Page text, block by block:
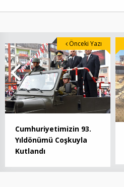
Cumhuriyetimizin 93.
Yıldönümü Coşkuyla
Kutlandı
Önceki Yazı